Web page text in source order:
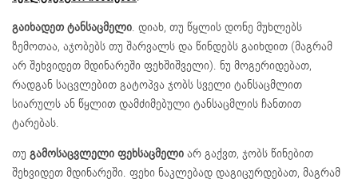
გაიხადეთ ტანსაცმელი. დიახ, თუ წყლის დონე მუხლებს
ზემოთაა, აჯობებს თუ შარვალს და წინდებს გაიხდით (მაგრამ
არ შეხვიდეთ მდინარეში ფეხშიშველი). ნუ მოგერიდებათ,
რადგან საცვლებით გატოპვა ჯობს სველი ტანსაცმლით
სიარულს ან წყლით დამძიმებული ტანსაცმლის ჩანთით
ტარებას.
თუ გამოსაცვლელი ფეხსაცმელი არ გაქვთ, ჯობს წინებით
შეხვიდეთ მდინარეში. ფეხი ნაკლებად დაგიცურდებათ, მაგრამ